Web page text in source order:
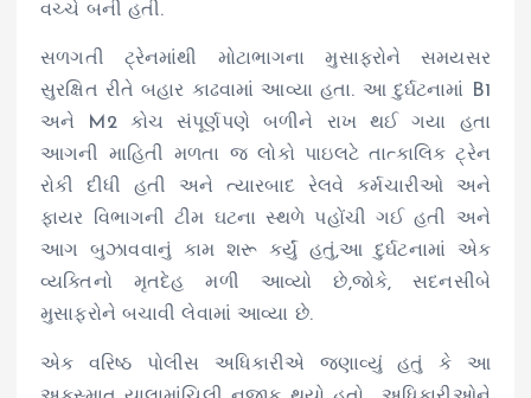
વચ્ચે બની હતી.
સળગતી ટ્રેનમાંથી મોટાભાગના મુસાફરોને સમયસર
સુરક્ષિત રીતે બહાર કાઢવામાં આવ્યા હતા. આ દુર્ઘટનામાં B1
અને M2 કોચ સંપૂર્ણપણે બળીને રાખ થઈ ગયા હતા
આગની માહિતી મળતા જ લોકો પાઇલટે તાત્કાલિક ટ્રેન
રોકી દીધી હતી અને ત્યારબાદ રેલવે કર્મચારીઓ અને
ફાયર વિભાગની ટીમ ઘટના સ્થળે પહોંચી ગઈ હતી અને
આગ બુઝાવવાનું કામ શરૂ કર્યું હતું,આ દુર્ઘટનામાં એક
વ્યક્તિનો મૃતદેહ મળી આવ્યો છે,જોકે, સદનસીબે
મુસાફરોને બચાવી લેવામાં આવ્યા છે.
એક વરિષ્ઠ પોલીસ અધિકારીએ જણાવ્યું હતું કે આ